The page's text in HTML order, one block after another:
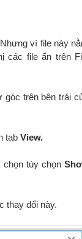
vì file này
các file ẩn trên
góc trên bên trái
tab View.
chọn tùy chọn
thay đổi này.